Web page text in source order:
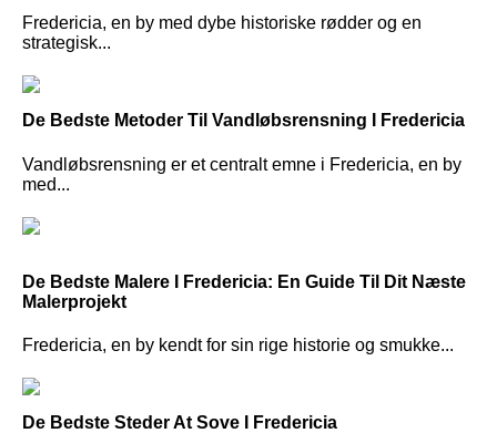
Fredericia, en by med dybe historiske rødder og en
strategisk...
De Bedste Metoder Til Vandløbsrensning I Fredericia
Vandløbsrensning er et centralt emne i Fredericia, en by
med...
De Bedste Malere I Fredericia: En Guide Til Dit Næste
Malerprojekt
Fredericia, en by kendt for sin rige historie og smukke...
De Bedste Steder At Sove I Fredericia